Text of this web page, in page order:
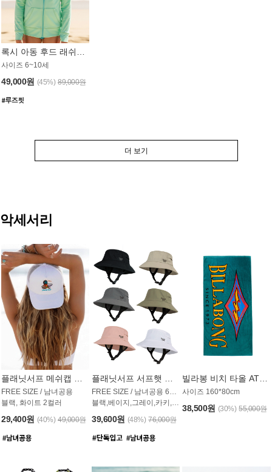
록시 아동 후드 래쉬가드 GT764MRX
사이즈 6~10세
49,000원 (45%) 89,000원
더 보기
악세서리
FREE SIZE / 남녀공용
블랙, 화이트 2컬러
29,400원 (40%) 49,000원
블랙,베이지,그레이,카키,핑크,화이트
39,600원 (48%) 76,000원
사이즈 160*80cm
38,500원 (30%) 55,000원